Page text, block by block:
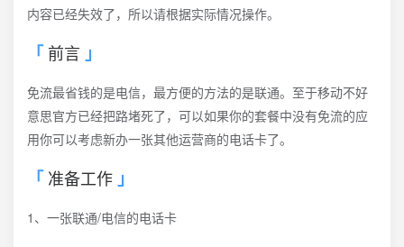
内容已经失效了，所以请根据实际情况操作。
前言
免流最省钱的是电信，最方便的方法的是联通。至于移动不好
意思官方已经把路堵死了，可以如果你的套餐中没有免流的应
用你可以考虑新办一张其他运营商的电话卡了。
准备工作
1、一张联通/电信的电话卡